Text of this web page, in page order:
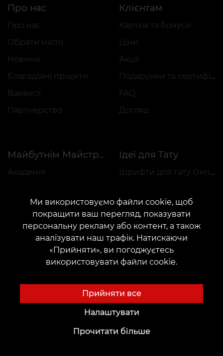
Про нас
Про нас
Обрати місто
Новини
Благодійні проєкти
Вакансії
Партнерство
Клієнтам
Картки та бонуси
Ціни
Акції
Подарунки та сертифікати
FAQ
Догляд
Майбутнім Майстрам
Академія
Працевлаштування
Ідеї для Тату
Шрифти для тату Онлайн
Авторські ескізи
Каталог ескізів
Перманентний макіяж
Сервіси
Оплата
Залишити відгук
Ми використовуємо файли cookie, щоб
покращити ваш перегляд, показувати
персональну рекламу або контент, а також
аналізувати наш трафік. Натискаючи
«Прийняти», ви погоджуєтесь
використовувати файли cookie.
Прийняти все
Налаштувати
Прочитати більше